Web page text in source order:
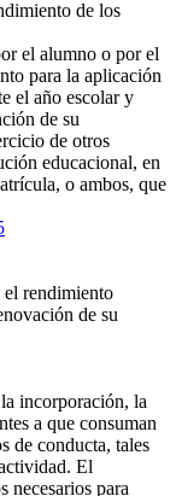
de los
el alumno o por el
para la aplicación
el año escolar y
de su
de otros
educacional, en
o ambos, que
rendimiento
de su
incorporación, la
a que consuman
de conducta, tales
El
necesarios para